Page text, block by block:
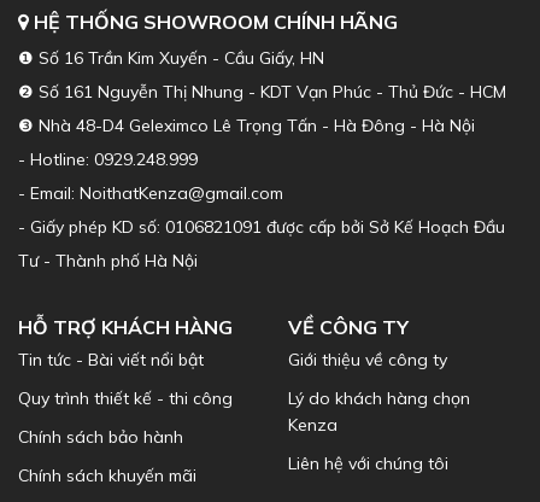
HỆ THỐNG SHOWROOM CHÍNH HÃNG
❶ Số 16 Trần Kim Xuyến - Cầu Giấy, HN
❷ Số 161 Nguyễn Thị Nhung - KDT Vạn Phúc - Thủ Đức - HCM
❸ Nhà 48-D4 Geleximco Lê Trọng Tấn - Hà Đông - Hà Nội
- Hotline: 0929.248.999
- Email: NoithatKenza@gmail.com
- Giấy phép KD số: 0106821091 được cấp bởi Sở Kế Hoạch Đầu
Tư - Thành phố Hà Nội
HỖ TRỢ KHÁCH HÀNG
Tin tức - Bài viết nổi bật
Quy trình thiết kế - thi công
Chính sách bảo hành
Chính sách khuyến mãi
VỀ CÔNG TY
Giới thiệu về công ty
Lý do khách hàng chọn
Kenza
Liên hệ với chúng tôi